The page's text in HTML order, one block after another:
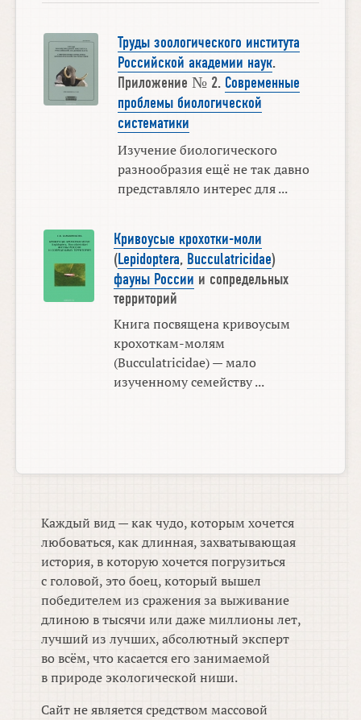
Труды зоологического института
Российской академии наук.
Приложение № 2. Современные
проблемы биологической
систематики
Изучение биологического
разнообразия ещё не так давно
представляло интерес для ...
Кривоусые крохотки-моли
(Lepidoptera, Bucculatricidae)
фауны России и сопредельных
территорий
Книга посвящена кривоусым
крохоткам-молям
(Bucculatricidae) — мало
изученному семейству ...
Каждый вид — как чудо, которым хочется
любоваться, как длинная, захватывающая
история, в которую хочется погрузиться
с головой, это боец, который вышел
победителем из сражения за выживание
длиною в тысячи или даже миллионы лет,
лучший из лучших, абсолютный эксперт
во всём, что касается его занимаемой
в природе экологической ниши.
Сайт не является средством массовой